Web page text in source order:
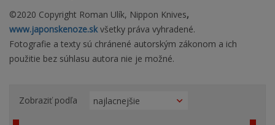
©2020 Copyright Roman Ulík, Nippon Knives,
www.japonskenoze.sk všetky práva vyhradené.
Fotografie a texty sú chránené autorským zákonom a ich
použitie bez súhlasu autora nie je možné.
Zobraziť podľa